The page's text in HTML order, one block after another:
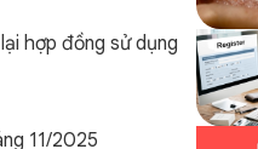
hợp đồng sử dụng
11/2025